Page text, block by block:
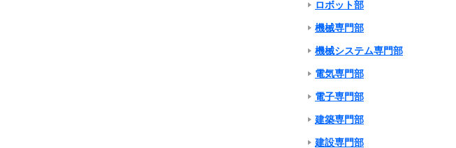
ロボット部
機械専門部
機械システム専門部
電気専門部
電子専門部
建築専門部
建設専門部